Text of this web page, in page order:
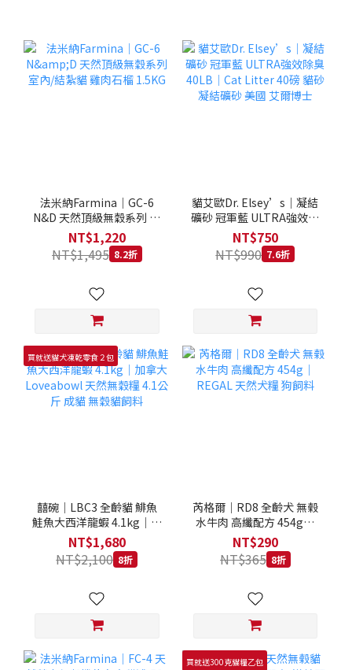
法米納Farmina｜GC-6
N&D 天然頂級無穀系列 室
內/結紮貓 雞肉石榴 1.5KG
NT$1,220
NT$1,495 8.2折
貓艾歐Dr. Elsey’s｜凝結
礦砂 冠軍藍 ULTRA強效除
臭 40LB｜Cat Litter 40磅
士
NT$750
NT$990 7.6折
買就送貓犬凍乾零食２包
囍碗｜LBC3 全齡貓 鯡魚
鮭魚大西洋龍蝦 4.1kg｜加
拿大 Loveabowl 天然無穀
糧 4.1公斤 成貓 無穀貓飼
料
NT$1,680
NT$2,100 8折
芮格爾｜RD8 全齡犬 無榖
水牛肉 高纖配方 454g｜
REGAL 天然犬糧 狗飼料
NT$290
NT$365 8折
買就送300克貓糧乙包